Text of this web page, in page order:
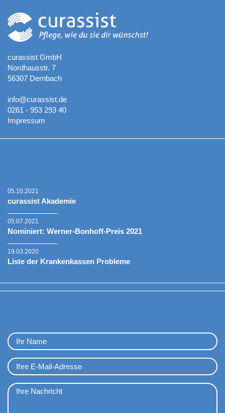
curassist GmbH
Nordhausstr. 7
56307 Dernbach
info@curassist.de
0261 - 953 293 40
Impressum
05.10.2021
curassist Akademie
05.07.2021
Nominiert: Werner-Bonhoff-Preis 2021
19.03.2020
Liste der Krankenkassen Probleme